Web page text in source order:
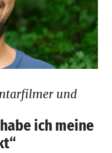
und
ich meine